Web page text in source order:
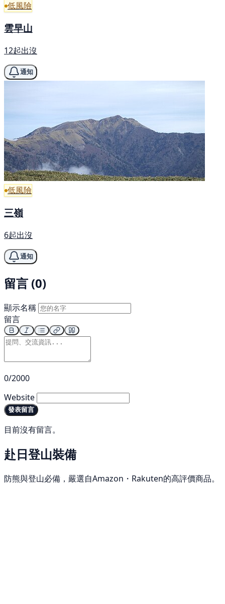
低風險
雲早山
12起出沒
通知
低風險
三嶺
6起出沒
通知
留言 (0)
顯示名稱
留言
0/2000
Website
發表留言
目前沒有留言。
赴日登山裝備
防熊與登山必備，嚴選自Amazon・Rakuten的高評價商品。